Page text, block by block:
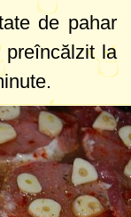
de pahar
la